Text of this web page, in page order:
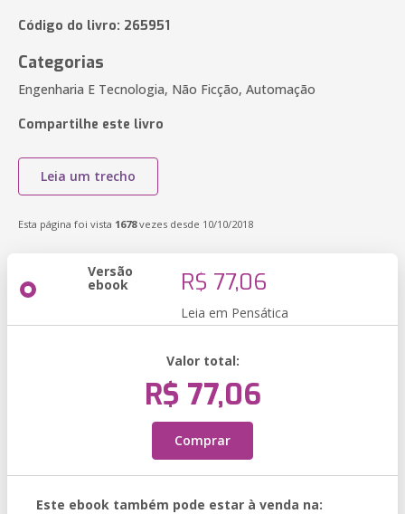
Código do livro: 265951
Categorias
Engenharia E Tecnologia, Não Ficção, Automação
Compartilhe este livro
Leia um trecho
Esta página foi vista 1678vezes desde 10/10/2018
Versão
ebook R$ 77,06
Leia em Pensática
Valor total:
R$ 77,06
Comprar
Este ebook também pode estar à venda na: